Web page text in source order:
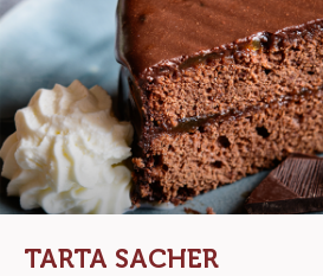
TARTA SACHER